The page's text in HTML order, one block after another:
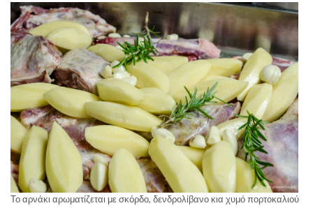
Το αρνάκι αρωματίζεται με σκόρδο, δενδρολίβανο κια χυμό πορτοκαλιού